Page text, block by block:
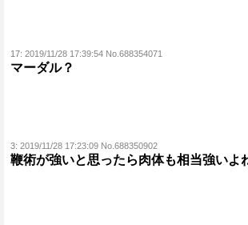
17: 2019/11/28 17:39:54 No.688354071
マーダル？
3: 2019/11/28 17:23:09 No.688350902
鞭術が強いと思ったら肉体も相当強いよ